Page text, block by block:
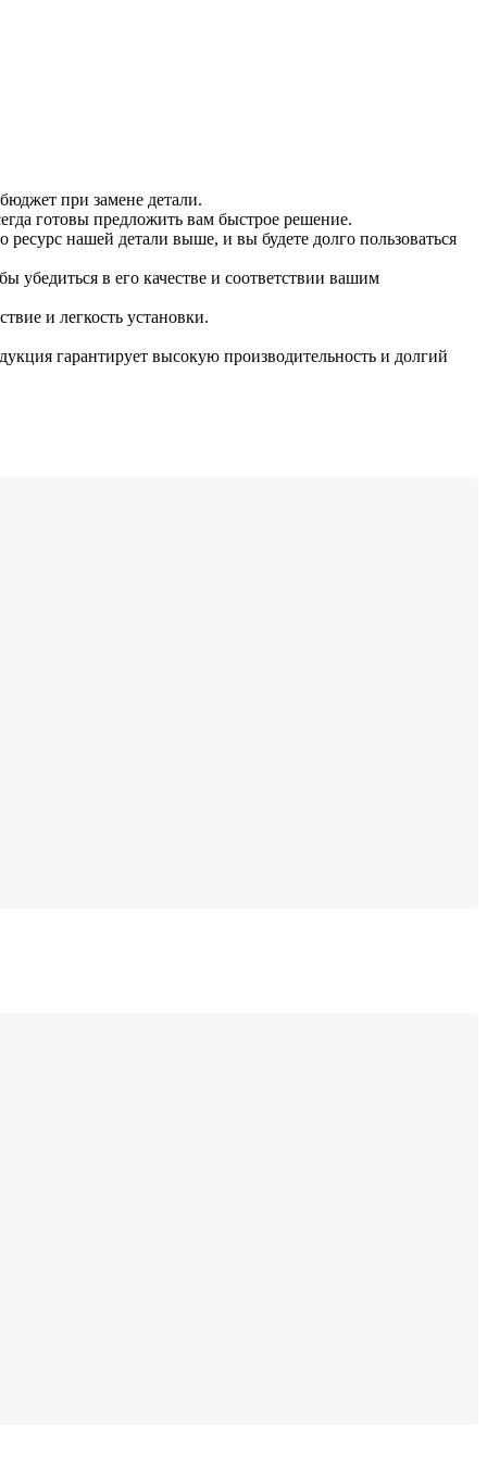
при замене детали.
готовы предложить вам быстрое решение.
нашей детали выше, и вы будете долго пользоваться
в его качестве и соответствии вашим
и легкость установки.
гарантирует высокую производительность и долгий